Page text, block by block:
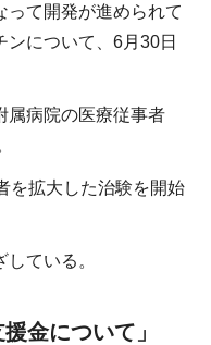
って開発が進められて
ンについて、6月30日
属病院の医療従事者
を拡大した治験を開始
ている。
金について」